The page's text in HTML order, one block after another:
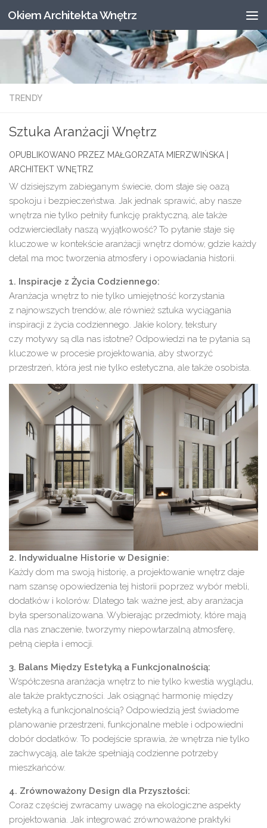
Skip to content
Okiem Architekta Wnętrz
TRENDY
Sztuka Aranżacji Wnętrz
W dzisiejszym zabieganym świecie, dom staje się oazą
spokoju i bezpieczeństwa. Jak jednak sprawić, aby nasze
wnętrza nie tylko pełniły funkcję praktyczną, ale także
odzwierciedlały naszą wyjątkowość? To pytanie staje się
kluczowe w kontekście aranżacji wnętrz domów, gdzie każdy
detal ma moc tworzenia atmosfery i opowiadania historii.
1. Inspiracje z Życia Codziennego:
Aranżacja wnętrz to nie tylko umiejętność korzystania
z najnowszych trendów, ale również sztuka wyciągania
inspiracji z życia codziennego. Jakie kolory, tekstury
czy motywy są dla nas istotne? Odpowiedzi na te pytania są
kluczowe w procesie projektowania, aby stworzyć
przestrzeń, która jest nie tylko estetyczna, ale także osobista.
2. Indywidualne Historie w Designie:
Każdy dom ma swoją historię, a projektowanie wnętrz daje
nam szansę opowiedzenia tej historii poprzez wybór mebli,
dodatków i kolorów. Dlatego tak ważne jest, aby aranżacja
była spersonalizowana. Wybierając przedmioty, które mają
dla nas znaczenie, tworzymy niepowtarzalną atmosferę,
pełną ciepła i emocji.
3. Balans Między Estetyką a Funkcjonalnością:
Współczesna aranżacja wnętrz to nie tylko kwestia wyglądu,
ale także praktyczności. Jak osiągnąć harmonię między
estetyką a funkcjonalnością? Odpowiedzią jest świadome
planowanie przestrzeni, funkcjonalne meble i odpowiedni
dobór dodatków. To podejście sprawia, że wnętrza nie tylko
zachwycają, ale także spełniają codzienne potrzeby
mieszkańców.
4. Zrównoważony Design dla Przyszłości:
Coraz częściej zwracamy uwagę na ekologiczne aspekty
projektowania. Jak integrować zrównoważone praktyki